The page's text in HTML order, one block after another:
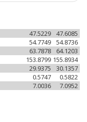
47.6085
47.5229
54.8736
54.7749
64.1203
63.7878
155.8934
153.8799
30.1357
29.9375
0.5822
0.5747
7.0952
7.0036